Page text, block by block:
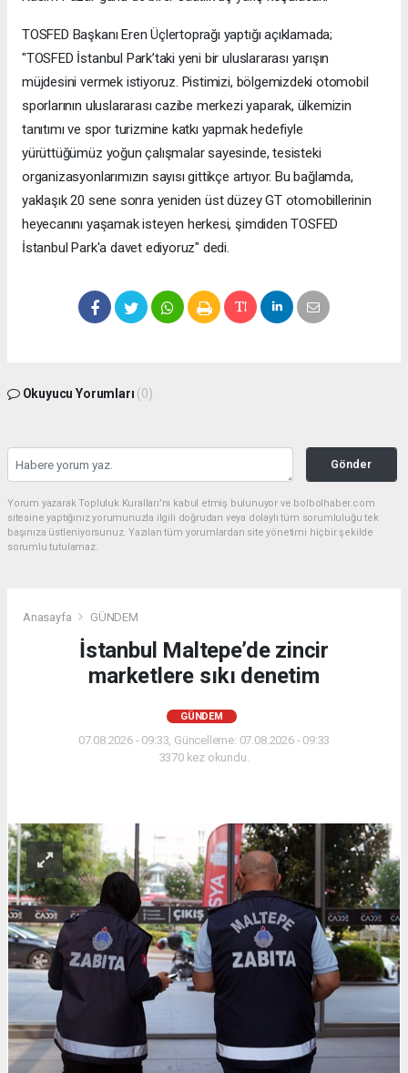
TOSFED Başkanı Eren Üçlertoprağı yaptığı açıklamada;
"TOSFED İstanbul Park’taki yeni bir uluslararası yarışın
müjdesini vermek istiyoruz. Pistimizi, bölgemizdeki otomobil
sporlarının uluslararası cazibe merkezi yaparak, ülkemizin
tanıtımı ve spor turizmine katkı yapmak hedefiyle
yürüttüğümüz yoğun çalışmalar sayesinde, tesisteki
organizasyonlarımızın sayısı gittikçe artıyor. Bu bağlamda,
yaklaşık 20 sene sonra yeniden üst düzey GT otomobillerinin
heyecanını yaşamak isteyen herkesi, şimdiden TOSFED
İstanbul Park'a davet ediyoruz" dedi.
Okuyucu Yorumları (0)
Gönder
Yorum yazarak Topluluk Kuralları’nı kabul etmiş bulunuyor ve bolbolhaber.com
sitesine yaptığınız yorumunuzla ilgili doğrudan veya dolaylı tüm sorumluluğu tek
başınıza üstleniyorsunuz. Yazılan tüm yorumlardan site yönetimi hiçbir şekilde
sorumlu tutulamaz.
Anasayfa GÜNDEM
İstanbul Maltepe’de zincir
marketlere sıkı denetim
GÜNDEM
07.08.2026 - 09:33, Güncelleme: 07.08.2026 - 09:33
3370 kez okundu.